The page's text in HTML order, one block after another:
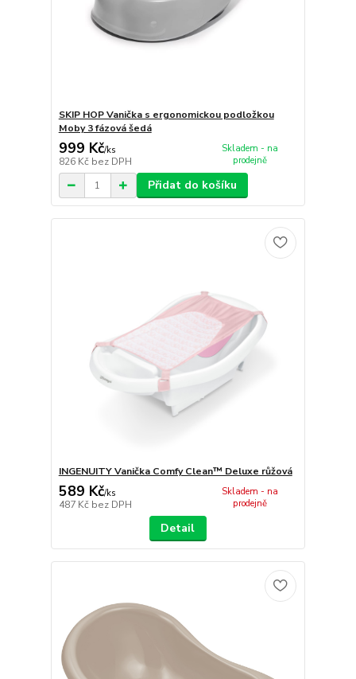
SKIP HOP Vanička s ergonomickou podložkou
Moby 3 fázová šedá
999 Kč/ks
826 Kč bez DPH
Skladem - na
prodejně
Přidat do košíku
INGENUITY Vanička Comfy Clean™ Deluxe růžová
589 Kč/ks
487 Kč bez DPH
Skladem - na
prodejně
Detail